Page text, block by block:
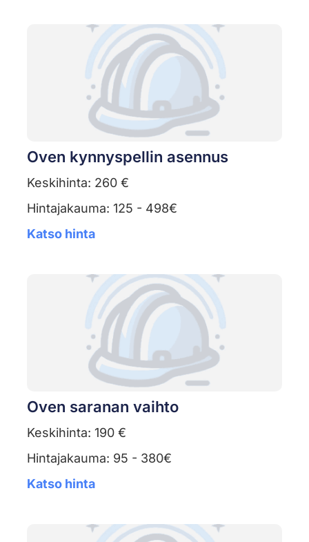
Oven kynnyspellin asennus
Keskihinta: 260 €
Hintajakauma: 125 - 498€
Katso hinta
Oven saranan vaihto
Keskihinta: 190 €
Hintajakauma: 95 - 380€
Katso hinta